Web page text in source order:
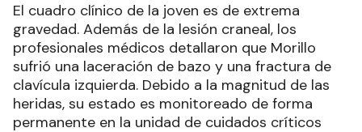
El cuadro clínico de la joven es de extrema
gravedad. Además de la lesión craneal, los
profesionales médicos detallaron que Morillo
sufrió una laceración de bazo y una fractura de
clavícula izquierda. Debido a la magnitud de las
heridas, su estado es monitoreado de forma
permanente en la unidad de cuidados críticos